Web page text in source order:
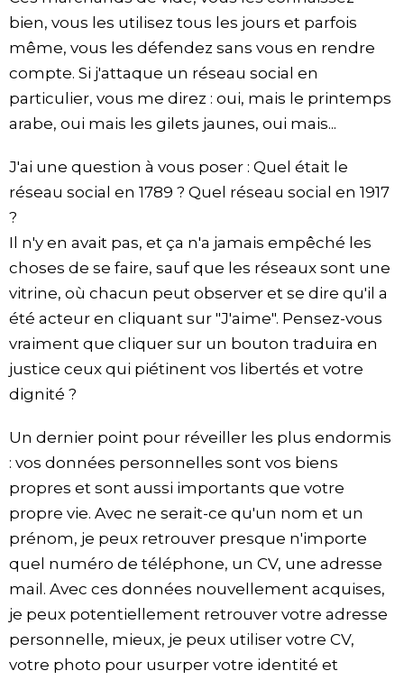
bien, vous les utilisez tous les jours et parfois
même, vous les défendez sans vous en rendre
compte. Si j'attaque un réseau social en
particulier, vous me direz : oui, mais le printemps
arabe, oui mais les gilets jaunes, oui mais...
J'ai une question à vous poser : Quel était le
réseau social en 1789 ? Quel réseau social en 1917
?
Il n'y en avait pas, et ça n'a jamais empêché les
choses de se faire, sauf que les réseaux sont une
vitrine, où chacun peut observer et se dire qu'il a
été acteur en cliquant sur "J'aime". Pensez-vous
vraiment que cliquer sur un bouton traduira en
justice ceux qui piétinent vos libertés et votre
dignité ?
Un dernier point pour réveiller les plus endormis
: vos données personnelles sont vos biens
propres et sont aussi importants que votre
propre vie. Avec ne serait-ce qu'un nom et un
prénom, je peux retrouver presque n'importe
quel numéro de téléphone, un CV, une adresse
mail. Avec ces données nouvellement acquises,
je peux potentiellement retrouver votre adresse
personnelle, mieux, je peux utiliser votre CV,
votre photo pour usurper votre identité et